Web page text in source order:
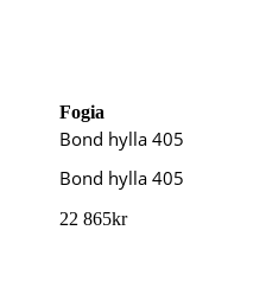
Fogia
Bond hylla 405
Bond hylla 405
22 865kr